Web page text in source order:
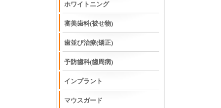
ホワイトニング
審美歯科(被せ物)
歯並び治療(矯正)
予防歯科(歯周病)
インプラント
マウスガード